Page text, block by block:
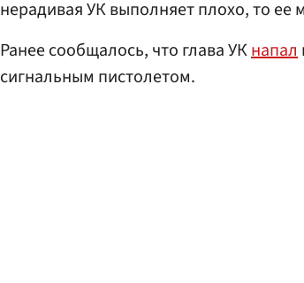
нерадивая УК выполняет плохо, то ее
Ранее сообщалось, что глава УКнапал
сигнальным пистолетом.